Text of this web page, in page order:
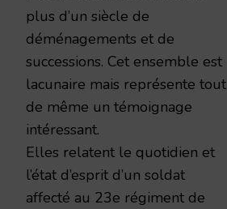
plus d’un siècle de
déménagements et de
successions. Cet ensemble est
lacunaire mais représente tout
de même un témoignage
intéressant.
Elles relatent le quotidien et
l’état d’esprit d’un soldat
affecté au 23e régiment de